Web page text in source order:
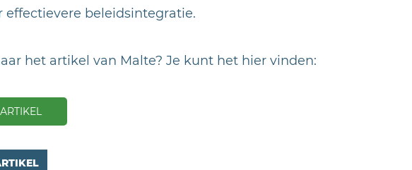
effectievere beleidsintegratie.
het artikel van Malte? Je kunt het hier vinden: